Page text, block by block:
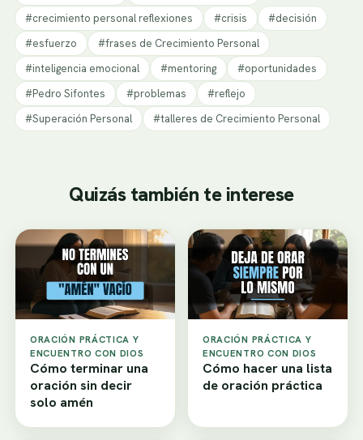
#crecimiento personal reflexiones
#crisis
#decisión
#esfuerzo
#frases de Crecimiento Personal
#inteligencia emocional
#mentoring
#oportunidades
#Pedro Sifontes
#problemas
#reflejo
#Superación Personal
#talleres de Crecimiento Personal
Quizás también te interese
ORACIÓN PRÁCTICA Y
ENCUENTRO CON DIOS
Cómo terminar una
oración sin decir
solo amén
ORACIÓN PRÁCTICA Y
ENCUENTRO CON DIOS
Cómo hacer una lista
de oración práctica